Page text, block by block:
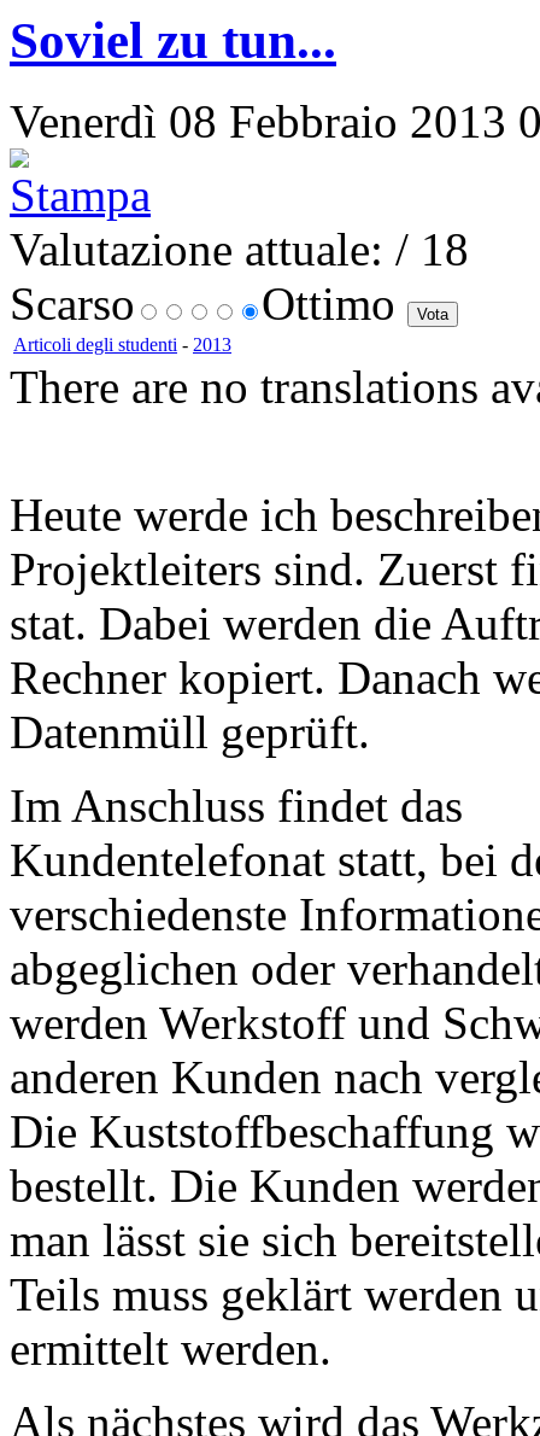
Soviel zu tun...
Venerdì 08 Febbraio 2013
Valutazione attuale: / 18
Scarso
Ottimo
Articoli degli studenti - 2013
There are no translations
Heute werde ich
Projektleiters sind. Zuerst
stat. Dabei werden die
Rechner kopiert. Danach
Datenmüll geprüft.
Im Anschluss findet das
Kundentelefonat statt, bei
verschiedenste
abgeglichen oder
werden Werkstoff und
anderen Kunden nach
Die Kuststoffbeschaffung
bestellt. Die Kunden
man lässt sie sich
Teils muss geklärt werden
ermittelt werden.
Als nächstes wird das